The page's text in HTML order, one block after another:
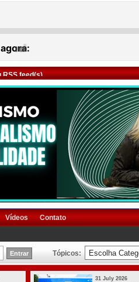
feed(s)
Vídeos Contato
Tópicos:
31 July 2026